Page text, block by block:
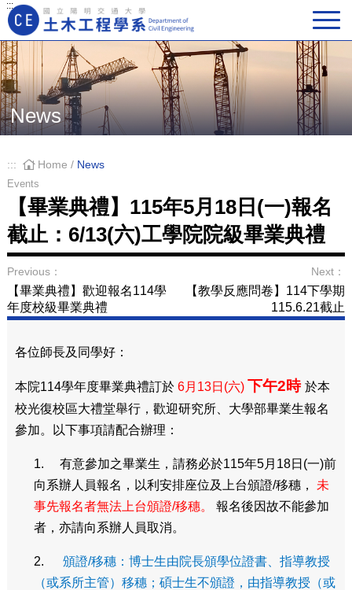
:::
Main Navigation
News
::: Home / News
Events
【畢業典禮】115年5月18日(一)報名
截止：6/13(六)工學院院級畢業典禮
Previous：
【畢業典禮】歡迎報名114學
年度校級畢業典禮
Next：
【教學反應問卷】114下學期
115.6.21截止
各位師長及同學好：
本院114學年度畢業典禮訂於 6月13日(六) 下午2時 於本
校光復校區大禮堂舉行，歡迎研究所、大學部畢業生報名
參加。以下事項請配合辦理：
1. 有意參加之畢業生，請務必於115年5月18日(一)前
向系辦人員報名，以利安排座位及上台頒證/移穗， 未
事先報名者無法上台頒證/移穗。 報名後因故不能參加
者，亦請向系辦人員取消。
2. 頒證/移穗：博士生由院長頒學位證書、指導教授
（或系所主管）移穗；碩士生不頒證，由指導教授（或